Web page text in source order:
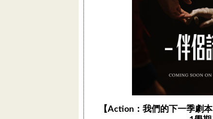
【Action：我們的下一季劇